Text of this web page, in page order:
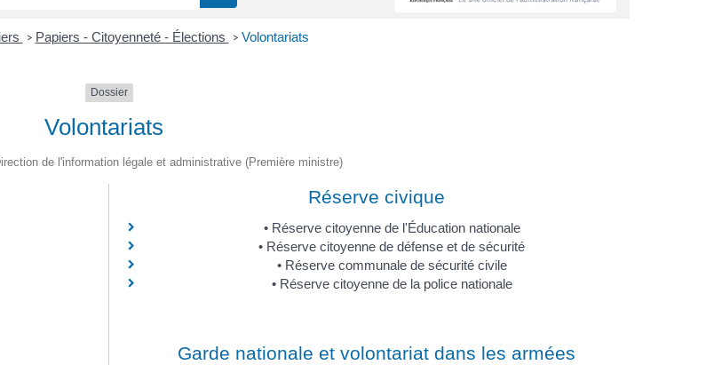
> Papiers - Citoyenneté - Élections > Volontariats
Dossier
Volontariats
de l'information légale et administrative (Première ministre)
Réserve civique
Réserve citoyenne de l'Éducation nationale
Réserve citoyenne de défense et de sécurité
Réserve communale de sécurité civile
Réserve citoyenne de la police nationale
Garde nationale et volontariat dans les armées